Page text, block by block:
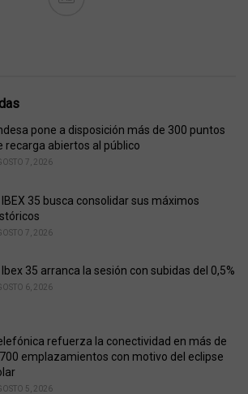
pone a disposición más de 300 puntos
recarga abiertos al público
7, 2026
IBEX 35 busca consolidar sus máximos
7, 2026
Ibex 35 arranca la sesión con subidas del 0,5%
6, 2026
refuerza la conectividad en más de
emplazamientos con motivo del eclipse
5, 2026